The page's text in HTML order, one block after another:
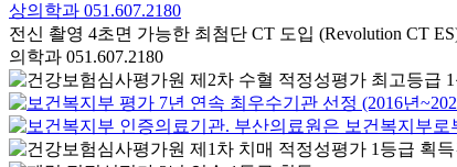
전신 촬영 4초면 가능한 최첨단 CT 도입 (Revolution CT
의학과 051.607.2180